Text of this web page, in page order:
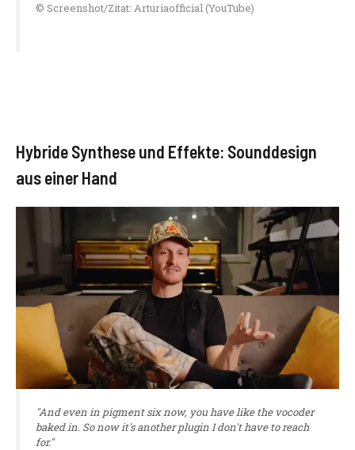
© Screenshot/Zitat: Arturiaofficial (YouTube)
Hybride Synthese und Effekte: Sounddesign
aus einer Hand
"And even in pigment six now, you have like the vocoder
baked in. So now it's another plugin I don't have to reach
for."